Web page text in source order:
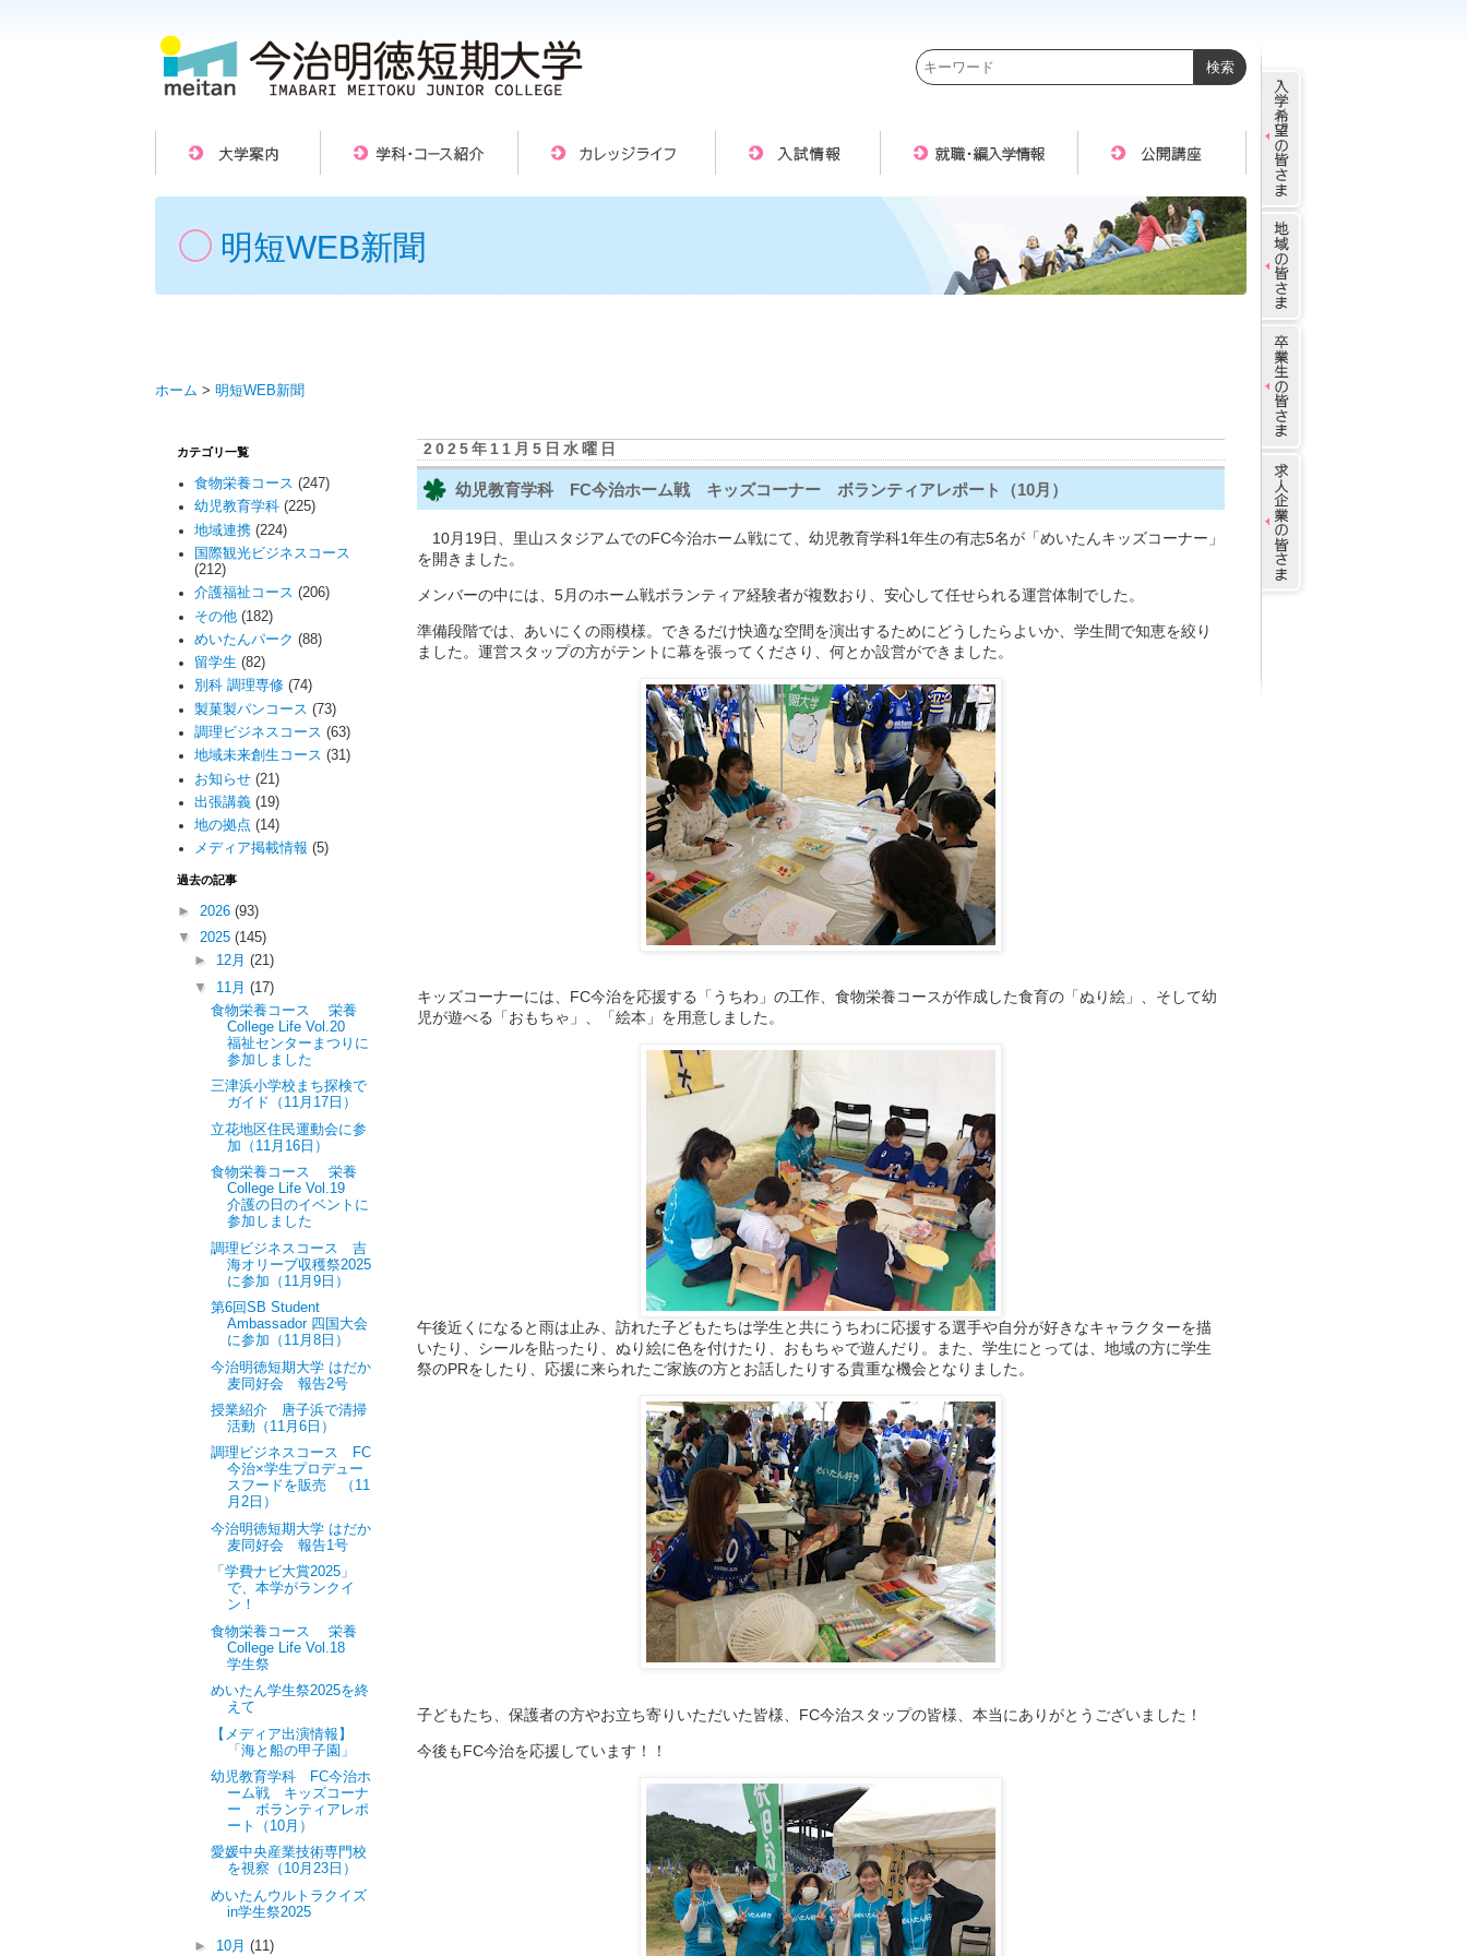
明短WEB新聞
ホーム > 明短WEB新聞
2025年11月5日水曜日
幼児教育学科 FC今治ホーム戦 キッズコーナー ボランティアレポート（10月）
10月19日、里山スタジアムでのFC今治ホーム戦にて、幼児教育学科1年生の有志5名が「めいたんキッズコーナー」
を開きました。
メンバーの中には、5月のホーム戦ボランティア経験者が複数おり、安心して任せられる運営体制でした。
準備段階では、あいにくの雨模様。できるだけ快適な空間を演出するためにどうしたらよいか、学生間で知恵を絞り
ました。運営スタップの方がテントに幕を張ってくださり、何とか設営ができました。
キッズコーナーには、FC今治を応援する「うちわ」の工作、食物栄養コースが作成した食育の「ぬり絵」、そして幼
児が遊べる「おもちゃ」、「絵本」を用意しました。
午後近くになると雨は止み、訪れた子どもたちは学生と共にうちわに応援する選手や自分が好きなキャラクターを描
いたり、シールを貼ったり、ぬり絵に色を付けたり、おもちゃで遊んだり。また、学生にとっては、地域の方に学生
祭のPRをしたり、応援に来られたご家族の方とお話したりする貴重な機会となりました。
子どもたち、保護者の方やお立ち寄りいただいた皆様、FC今治スタップの皆様、本当にありがとうございました！
今後もFC今治を応援しています！！
カテゴリ一覧
食物栄養コース (247)
幼児教育学科 (225)
地域連携 (224)
国際観光ビジネスコース
(212)
介護福祉コース (206)
その他 (182)
めいたんパーク (88)
留学生 (82)
別科 調理専修 (74)
製菓製パンコース (73)
調理ビジネスコース (63)
地域未来創生コース (31)
お知らせ (21)
出張講義 (19)
地の拠点 (14)
メディア掲載情報 (5)
過去の記事
► 2026 (93)
▼ 2025 (145)
► 12月(21)
▼ 11月(17)
食物栄養コース 栄養
College Life Vol.20
福祉センターまつりに
参加しました
三津浜小学校まち探検で
ガイド（11月17日）
立花地区住民運動会に参
加（11月16日）
食物栄養コース 栄養
College Life Vol.19
介護の日のイベントに
参加しました
調理ビジネスコース 吉
海オリーブ収穫祭2025
に参加（11月9日）
第6回SB Student
Ambassador 四国大会
に参加（11月8日）
今治明徳短期大学 はだか
麦同好会 報告2号
授業紹介 唐子浜で清掃
活動（11月6日）
調理ビジネスコース FC
今治×学生プロデュー
スフードを販売 （11
月2日）
今治明徳短期大学 はだか
麦同好会 報告1号
「学費ナビ大賞2025」
で、本学がランクイ
ン！
食物栄養コース 栄養
College Life Vol.18
学生祭
めいたん学生祭2025を終
えて
【メディア出演情報】
「海と船の甲子園」
幼児教育学科 FC今治ホ
ーム戦 キッズコーナ
ー ボランティアレポ
ート（10月）
愛媛中央産業技術専門校
を視察（10月23日）
めいたんウルトラクイズ
in学生祭2025
► 10月(11)